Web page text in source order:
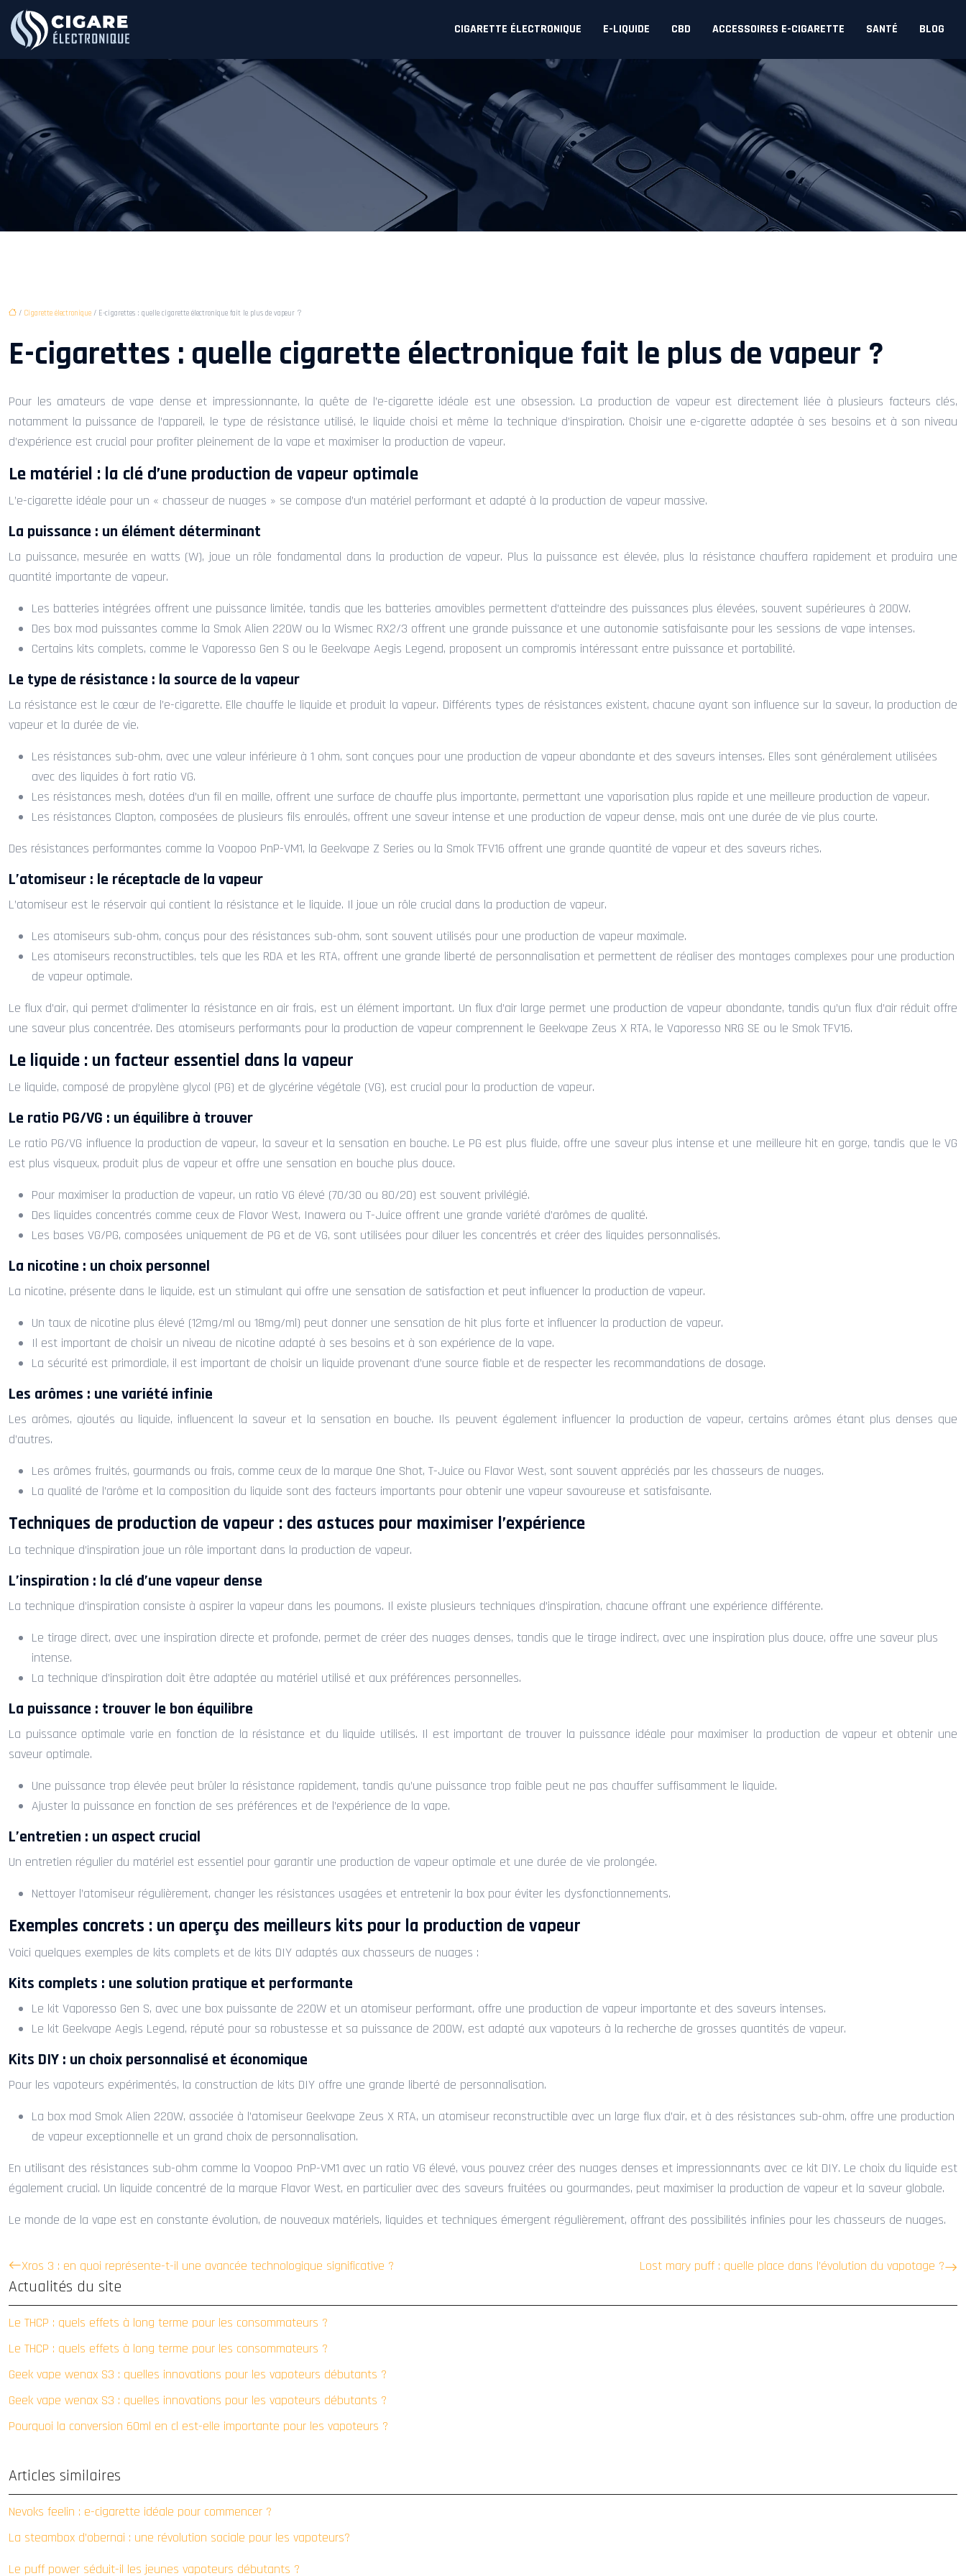
CIGARETTE ÉLECTRONIQUE E-LIQUIDE CBD ACCESSOIRES E-CIGARETTE SANTÉ BLOG
/ Cigarette électronique / E-cigarettes : quelle cigarette électronique fait le plus de vapeur ?
E-cigarettes : quelle cigarette électronique fait le plus de vapeur ?
Pour les amateurs de vape dense et impressionnante, la quête de l’e-cigarette idéale est une obsession. La production de vapeur est directement liée à plusieurs facteurs clés,
notamment la puissance de l’appareil, le type de résistance utilisé, le liquide choisi et même la technique d’inspiration. Choisir une e-cigarette adaptée à ses besoins et à son niveau
d’expérience est crucial pour profiter pleinement de la vape et maximiser la production de vapeur.
Le matériel : la clé d’une production de vapeur optimale
L’e-cigarette idéale pour un « chasseur de nuages » se compose d’un matériel performant et adapté à la production de vapeur massive.
La puissance : un élément déterminant
La puissance, mesurée en watts (W), joue un rôle fondamental dans la production de vapeur. Plus la puissance est élevée, plus la résistance chauffera rapidement et produira une
quantité importante de vapeur.
Les batteries intégrées offrent une puissance limitée, tandis que les batteries amovibles permettent d’atteindre des puissances plus élevées, souvent supérieures à 200W.
Des box mod puissantes comme la Smok Alien 220W ou la Wismec RX2/3 offrent une grande puissance et une autonomie satisfaisante pour les sessions de vape intenses.
Certains kits complets, comme le Vaporesso Gen S ou le Geekvape Aegis Legend, proposent un compromis intéressant entre puissance et portabilité.
Le type de résistance : la source de la vapeur
La résistance est le cœur de l’e-cigarette. Elle chauffe le liquide et produit la vapeur. Différents types de résistances existent, chacune ayant son influence sur la saveur, la production de
vapeur et la durée de vie.
Les résistances sub-ohm, avec une valeur inférieure à 1 ohm, sont conçues pour une production de vapeur abondante et des saveurs intenses. Elles sont généralement utilisées
avec des liquides à fort ratio VG.
Les résistances mesh, dotées d’un fil en maille, offrent une surface de chauffe plus importante, permettant une vaporisation plus rapide et une meilleure production de vapeur.
Les résistances Clapton, composées de plusieurs fils enroulés, offrent une saveur intense et une production de vapeur dense, mais ont une durée de vie plus courte.
Des résistances performantes comme la Voopoo PnP-VM1, la Geekvape Z Series ou la Smok TFV16 offrent une grande quantité de vapeur et des saveurs riches.
L’atomiseur : le réceptacle de la vapeur
L’atomiseur est le réservoir qui contient la résistance et le liquide. Il joue un rôle crucial dans la production de vapeur.
Les atomiseurs sub-ohm, conçus pour des résistances sub-ohm, sont souvent utilisés pour une production de vapeur maximale.
Les atomiseurs reconstructibles, tels que les RDA et les RTA, offrent une grande liberté de personnalisation et permettent de réaliser des montages complexes pour une production
de vapeur optimale.
Le flux d’air, qui permet d’alimenter la résistance en air frais, est un élément important. Un flux d’air large permet une production de vapeur abondante, tandis qu’un flux d’air réduit offre
une saveur plus concentrée. Des atomiseurs performants pour la production de vapeur comprennent le Geekvape Zeus X RTA, le Vaporesso NRG SE ou le Smok TFV16.
Le liquide : un facteur essentiel dans la vapeur
Le liquide, composé de propylène glycol (PG) et de glycérine végétale (VG), est crucial pour la production de vapeur.
Le ratio PG/VG : un équilibre à trouver
Le ratio PG/VG influence la production de vapeur, la saveur et la sensation en bouche. Le PG est plus fluide, offre une saveur plus intense et une meilleure hit en gorge, tandis que le VG
est plus visqueux, produit plus de vapeur et offre une sensation en bouche plus douce.
Pour maximiser la production de vapeur, un ratio VG élevé (70/30 ou 80/20) est souvent privilégié.
Des liquides concentrés comme ceux de Flavor West, Inawera ou T-Juice offrent une grande variété d’arômes de qualité.
Les bases VG/PG, composées uniquement de PG et de VG, sont utilisées pour diluer les concentrés et créer des liquides personnalisés.
La nicotine : un choix personnel
La nicotine, présente dans le liquide, est un stimulant qui offre une sensation de satisfaction et peut influencer la production de vapeur.
Un taux de nicotine plus élevé (12mg/ml ou 18mg/ml) peut donner une sensation de hit plus forte et influencer la production de vapeur.
Il est important de choisir un niveau de nicotine adapté à ses besoins et à son expérience de la vape.
La sécurité est primordiale, il est important de choisir un liquide provenant d’une source fiable et de respecter les recommandations de dosage.
Les arômes : une variété infinie
Les arômes, ajoutés au liquide, influencent la saveur et la sensation en bouche. Ils peuvent également influencer la production de vapeur, certains arômes étant plus denses que
d’autres.
Les arômes fruités, gourmands ou frais, comme ceux de la marque One Shot, T-Juice ou Flavor West, sont souvent appréciés par les chasseurs de nuages.
La qualité de l’arôme et la composition du liquide sont des facteurs importants pour obtenir une vapeur savoureuse et satisfaisante.
Techniques de production de vapeur : des astuces pour maximiser l’expérience
La technique d’inspiration joue un rôle important dans la production de vapeur.
L’inspiration : la clé d’une vapeur dense
La technique d’inspiration consiste à aspirer la vapeur dans les poumons. Il existe plusieurs techniques d’inspiration, chacune offrant une expérience différente.
Le tirage direct, avec une inspiration directe et profonde, permet de créer des nuages denses, tandis que le tirage indirect, avec une inspiration plus douce, offre une saveur plus
intense.
La technique d’inspiration doit être adaptée au matériel utilisé et aux préférences personnelles.
La puissance : trouver le bon équilibre
La puissance optimale varie en fonction de la résistance et du liquide utilisés. Il est important de trouver la puissance idéale pour maximiser la production de vapeur et obtenir une
saveur optimale.
Une puissance trop élevée peut brûler la résistance rapidement, tandis qu’une puissance trop faible peut ne pas chauffer suffisamment le liquide.
Ajuster la puissance en fonction de ses préférences et de l’expérience de la vape.
L’entretien : un aspect crucial
Un entretien régulier du matériel est essentiel pour garantir une production de vapeur optimale et une durée de vie prolongée.
Nettoyer l’atomiseur régulièrement, changer les résistances usagées et entretenir la box pour éviter les dysfonctionnements.
Exemples concrets : un aperçu des meilleurs kits pour la production de vapeur
Voici quelques exemples de kits complets et de kits DIY adaptés aux chasseurs de nuages :
Kits complets : une solution pratique et performante
Le kit Vaporesso Gen S, avec une box puissante de 220W et un atomiseur performant, offre une production de vapeur importante et des saveurs intenses.
Le kit Geekvape Aegis Legend, réputé pour sa robustesse et sa puissance de 200W, est adapté aux vapoteurs à la recherche de grosses quantités de vapeur.
Kits DIY : un choix personnalisé et économique
Pour les vapoteurs expérimentés, la construction de kits DIY offre une grande liberté de personnalisation.
La box mod Smok Alien 220W, associée à l’atomiseur Geekvape Zeus X RTA, un atomiseur reconstructible avec un large flux d’air, et à des résistances sub-ohm, offre une production
de vapeur exceptionnelle et un grand choix de personnalisation.
En utilisant des résistances sub-ohm comme la Voopoo PnP-VM1 avec un ratio VG élevé, vous pouvez créer des nuages denses et impressionnants avec ce kit DIY. Le choix du liquide est
également crucial. Un liquide concentré de la marque Flavor West, en particulier avec des saveurs fruitées ou gourmandes, peut maximiser la production de vapeur et la saveur globale.
Le monde de la vape est en constante évolution, de nouveaux matériels, liquides et techniques émergent régulièrement, offrant des possibilités infinies pour les chasseurs de nuages.
Xros 3 : en quoi représente-t-il une avancée technologique significative ? Lost mary puff : quelle place dans l’évolution du vapotage ?
Actualités du site
Le THCP : quels effets à long terme pour les consommateurs ?
Le THCP : quels effets à long terme pour les consommateurs ?
Geek vape wenax S3 : quelles innovations pour les vapoteurs débutants ?
Geek vape wenax S3 : quelles innovations pour les vapoteurs débutants ?
Pourquoi la conversion 60ml en cl est-elle importante pour les vapoteurs ?
Articles similaires
Nevoks feelin : e-cigarette idéale pour commencer ?
La steambox d’obernai : une révolution sociale pour les vapoteurs?
Le puff power séduit-il les jeunes vapoteurs débutants ?